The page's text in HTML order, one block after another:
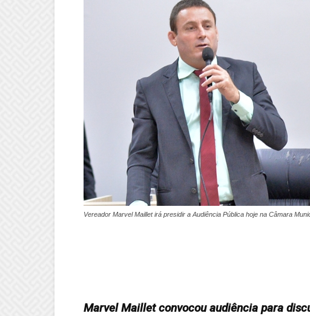
Vereador Marvel Maillet irá presidir a Audiência Pública hoje na Câmara
Marvel Maillet convocou audiência para